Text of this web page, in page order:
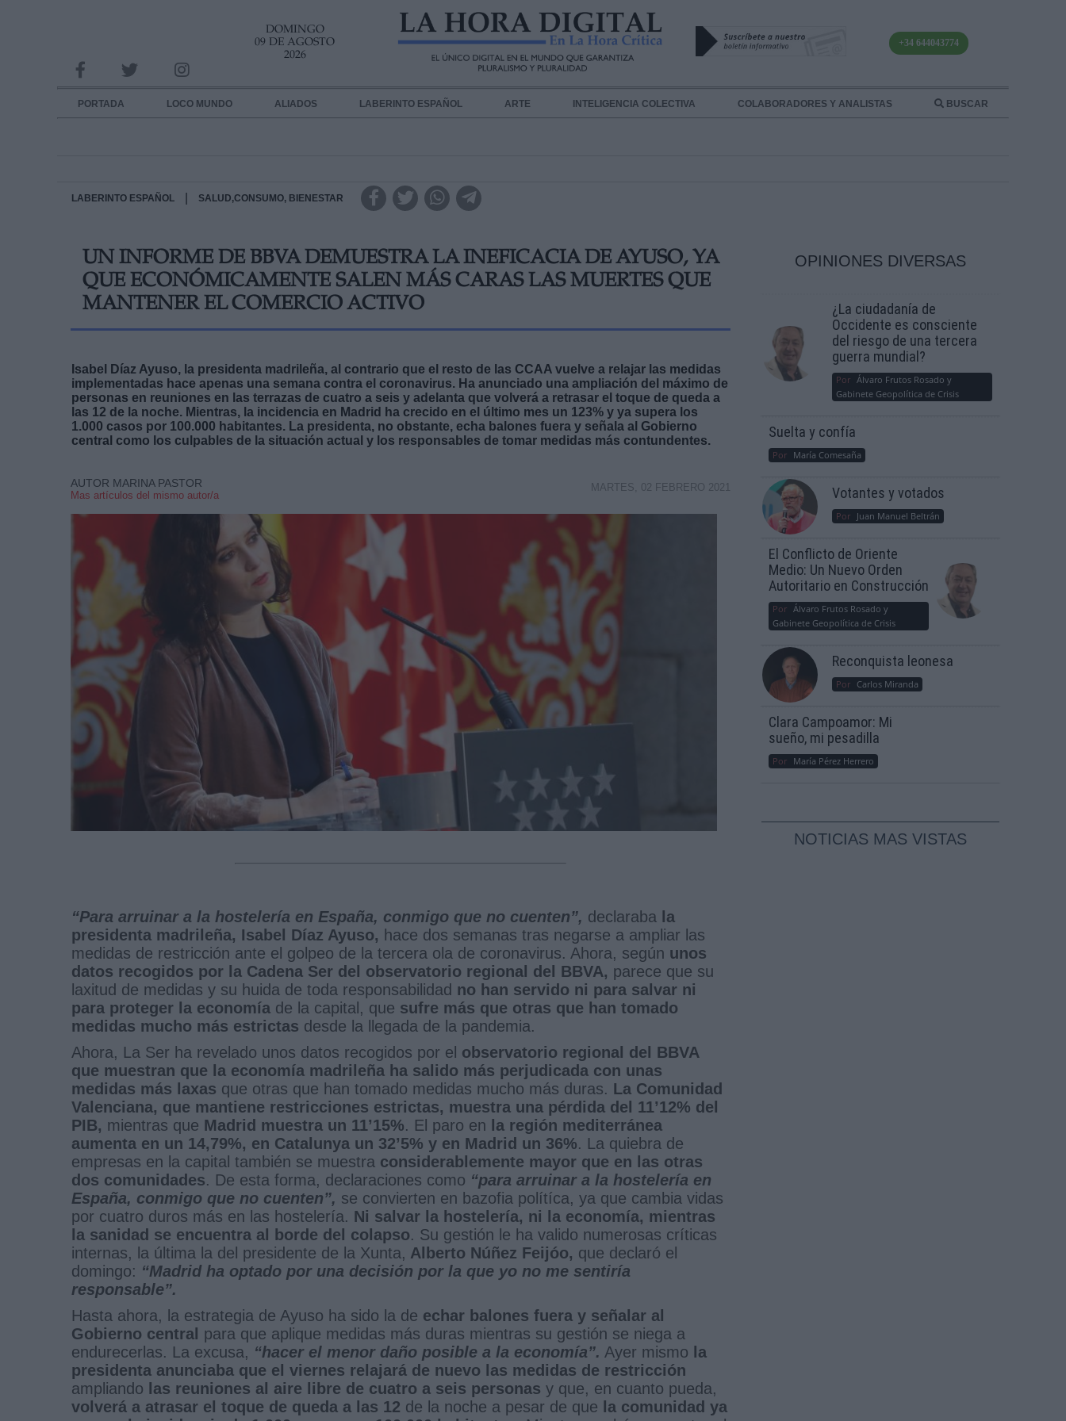
DOMINGO
09 DE AGOSTO
2026
+34 644043774
PORTADA LOCO MUNDO ALIADOS LABERINTO ESPAÑOL ARTE INTELIGENCIA COLECTIVA COLABORADORES Y ANALISTAS BUSCAR
LABERINTO ESPAÑOL SALUD,CONSUMO, BIENESTAR
UN INFORME DE BBVA DEMUESTRA LA INEFICACIA DE AYUSO, YA
QUE ECONÓMICAMENTE SALEN MÁS CARAS LAS MUERTES QUE
MANTENER EL COMERCIO ACTIVO
Isabel Díaz Ayuso, la presidenta madrileña, al contrario que el resto de las CCAA vuelve a relajar las medidas
implementadas hace apenas una semana contra el coronavirus. Ha anunciado una ampliación del máximo de
personas en reuniones en las terrazas de cuatro a seis y adelanta que volverá a retrasar el toque de queda a
las 12 de la noche. Mientras, la incidencia en Madrid ha crecido en el último mes un 123% y ya supera los
1.000 casos por 100.000 habitantes. La presidenta, no obstante, echa balones fuera y señala al Gobierno
central como los culpables de la situación actual y los responsables de tomar medidas más contundentes.
AUTOR MARINA PASTOR
Mas artículos del mismo autor/a
MARTES, 02 FEBRERO 2021
“Para arruinar a la hostelería en España, conmigo que no cuenten”, declaraba la
presidenta madrileña, Isabel Díaz Ayuso, hace dos semanas tras negarse a ampliar las
medidas de restricción ante el golpeo de la tercera ola de coronavirus. Ahora, según unos
datos recogidos por la Cadena Ser del observatorio regional del BBVA, parece que su
laxitud de medidas y su huida de toda responsabilidad no han servido ni para salvar ni
para proteger la economía de la capital, que sufre más que otras que han tomado
medidas mucho más estrictas desde la llegada de la pandemia.
Ahora, La Ser ha revelado unos datos recogidos por el observatorio regional del BBVA
que muestran que la economía madrileña ha salido más perjudicada con unas
medidas más laxas que otras que han tomado medidas mucho más duras. La Comunidad
Valenciana, que mantiene restricciones estrictas, muestra una pérdida del 11’12% del
PIB, mientras que Madrid muestra un 11’15%. El paro en la región mediterránea
aumenta en un 14,79%, en Catalunya un 32’5% y en Madrid un 36%. La quiebra de
empresas en la capital también se muestra considerablemente mayor que en las otras
dos comunidades. De esta forma, declaraciones como “para arruinar a la hostelería en
España, conmigo que no cuenten”, se convierten en bazofia polítíca, ya que cambia vidas
por cuatro duros más en las hostelería. Ni salvar la hostelería, ni la economía, mientras
la sanidad se encuentra al borde del colapso. Su gestión le ha valido numerosas críticas
internas, la última la del presidente de la Xunta, Alberto Núñez Feijóo, que declaró el
domingo: “Madrid ha optado por una decisión por la que yo no me sentiría
responsable”.
Hasta ahora, la estrategia de Ayuso ha sido la de echar balones fuera y señalar al
Gobierno central para que aplique medidas más duras mientras su gestión se niega a
endurecerlas. La excusa, “hacer el menor daño posible a la economía”. Ayer mismo la
presidenta anunciaba que el viernes relajará de nuevo las medidas de restricción
ampliando las reuniones al aire libre de cuatro a seis personas y que, en cuanto pueda,
volverá a atrasar el toque de queda a las 12 de la noche a pesar de que la comunidad ya
OPINIONES DIVERSAS
¿La ciudadanía de
Occidente es consciente
del riesgo de una tercera
guerra mundial?
Por Álvaro Frutos Rosado y
Gabinete Geopolítica de Crisis
Suelta y confía
Por María Comesaña
Votantes y votados
Por Juan Manuel Beltrán
El Conflicto de Oriente
Medio: Un Nuevo Orden
Autoritario en Construcción
Por Álvaro Frutos Rosado y
Gabinete Geopolítica de Crisis
Reconquista leonesa
Por Carlos Miranda
Clara Campoamor: Mi
sueño, mi pesadilla
Por María Pérez Herrero
NOTICIAS MAS VISTAS
INFORMACION SOBRE LA PROTECCIÓN DE TUS DATOS
Responsable:
Destinatarios:
link
Información adicional
link